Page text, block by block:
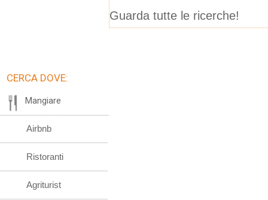
Guarda tutte le ricerche!
CERCA DOVE:
Mangiare
Airbnb
Ristoranti
Agriturist